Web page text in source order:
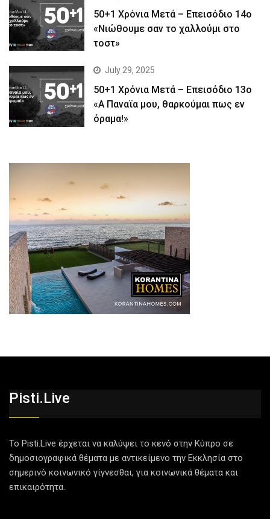
50+1 Χρόνια Μετά – Επεισόδιο 14ο
«Νιώθουμε σαν το χαλλούμι στο
τοστ»
July 29, 2025
50+1 Χρόνια Μετά – Επεισόδιο 13ο
«Α Παναϊα μου, θαρκούμαι πως εν
όραμα!»
Pisti.live
Το Pisti.Live έρχεται να καλύψει το κενό στην Κύπρο σε
δημοσιογραφικά θέματα με αντικείμενο την Εκκλησία στο
σημερινό κοινωνικό γίγνεσθαι, για κοινωνικά θέματα και
επικαιρότητα.